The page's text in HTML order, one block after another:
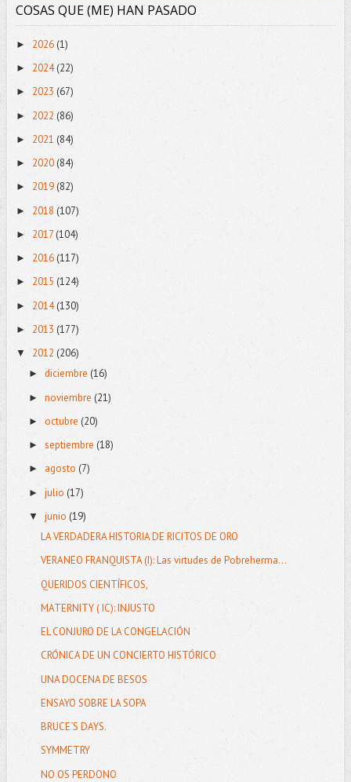
COSAS QUE (ME) HAN PASADO
► 2026(1)
► 2024(22)
► 2023 (67)
► 2022 (86)
► 2021 (84)
► 2020 (84)
► 2019 (82)
► 2018 (107)
► 2017(104)
► 2016 (117)
► 2015 (124)
► 2014(130)
► 2013 (177)
▼ 2012 (206)
► diciembre (16)
► noviembre (21)
► octubre (20)
► septiembre (18)
► agosto (7)
► julio (17)
▼ junio (19)
LA VERDADERA HISTORIA DE RICITOS DE ORO
VERANEO FRANQUISTA (I): Las virtudes de Pobreherma...
QUERIDOS CIENTÍFICOS,
MATERNITY ( IC): INJUSTO
EL CONJURO DE LA CONGELACIÓN
CRÓNICA DE UN CONCIERTO HISTÓRICO
UNA DOCENA DE BESOS
ENSAYO SOBRE LA SOPA
BRUCE´S DAYS.
SYMMETRY
NO OS PERDONO